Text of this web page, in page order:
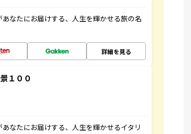
なたにお届けする、人生を輝かせる旅の名
詳細を見る
１００
なたにお届けする、人生を輝かせるイタリ